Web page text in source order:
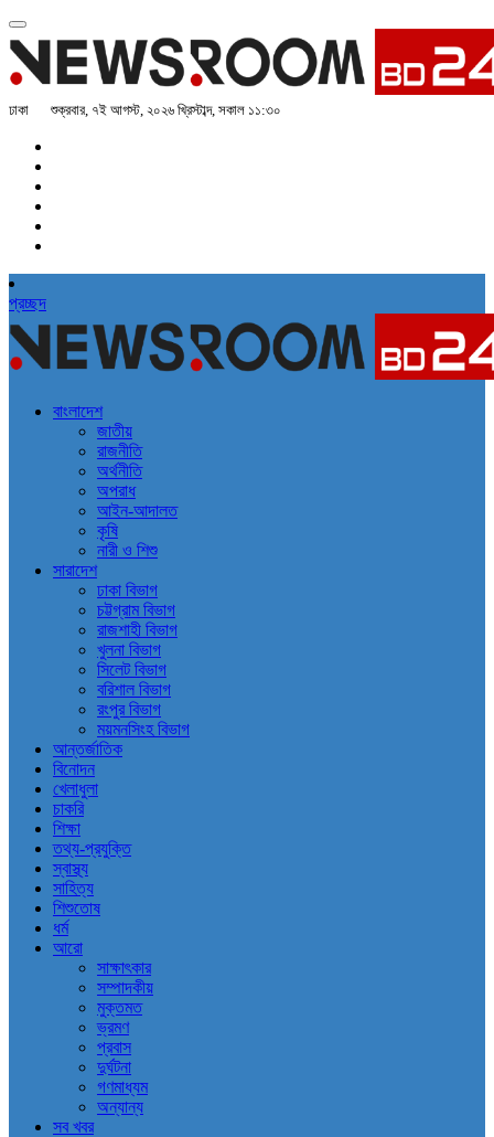
ঢাকা শুক্রবার, ৭ই আগস্ট, ২০২৬ খ্রিস্টাব্দ, সকাল ১১:৩০
প্রচ্ছদ
বাংলাদেশ
জাতীয়
রাজনীতি
অর্থনীতি
অপরাধ
আইন-আদালত
কৃষি
নারী ও শিশু
সারাদেশ
ঢাকা বিভাগ
চট্টগ্রাম বিভাগ
রাজশাহী বিভাগ
খুলনা বিভাগ
সিলেট বিভাগ
বরিশাল বিভাগ
রংপুর বিভাগ
ময়মনসিংহ বিভাগ
আন্তর্জাতিক
বিনোদন
খেলাধুলা
চাকরি
শিক্ষা
তথ্য-প্রযুক্তি
স্বাস্থ্য
সাহিত্য
শিশুতোষ
ধর্ম
আরো
সাক্ষাৎকার
সম্পাদকীয়
মুক্তমত
ভ্রমণ
প্রবাস
দুর্ঘটনা
গণমাধ্যম
অন্যান্য
সব খবর